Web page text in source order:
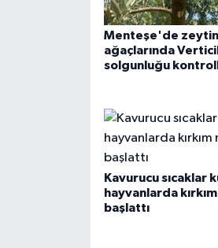
Menteşe'de zeytin
ağaçlarında
solgunluğu
Kavurucu sıcaklar
hayvanlarda
başlattı